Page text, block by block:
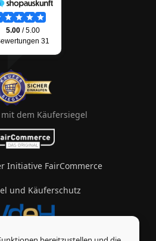
dem Käufersiegel
Initiative FairCommerce
und Käuferschutz